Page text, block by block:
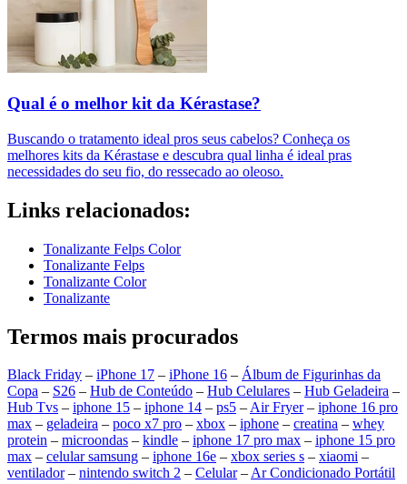
Qual é o melhor kit da Kérastase?
Buscando o tratamento ideal pros seus cabelos? Conheça os
melhores kits da Kérastase e descubra qual linha é ideal pras
necessidades do seu fio, do ressecado ao oleoso.
Links relacionados:
Tonalizante Felps Color
Tonalizante Felps
Tonalizante Color
Tonalizante
Termos mais procurados
Black Friday – iPhone 17 – iPhone 16 – Álbum de Figurinhas da
Copa – S26 – Hub de Conteúdo – Hub Celulares – Hub Geladeira –
Hub Tvs – iphone 15 – iphone 14 – ps5 –Air Fryer– iphone 16 pro
max – geladeira – poco x7 pro – xbox – iphone – creatina – whey
protein – microondas – kindle – iphone 17 pro max – iphone 15 pro
max – celular samsung – iphone 16e – xbox series s – xiaomi –
ventilador– nintendo switch 2 – Celular–Ar Condicionado Portátil